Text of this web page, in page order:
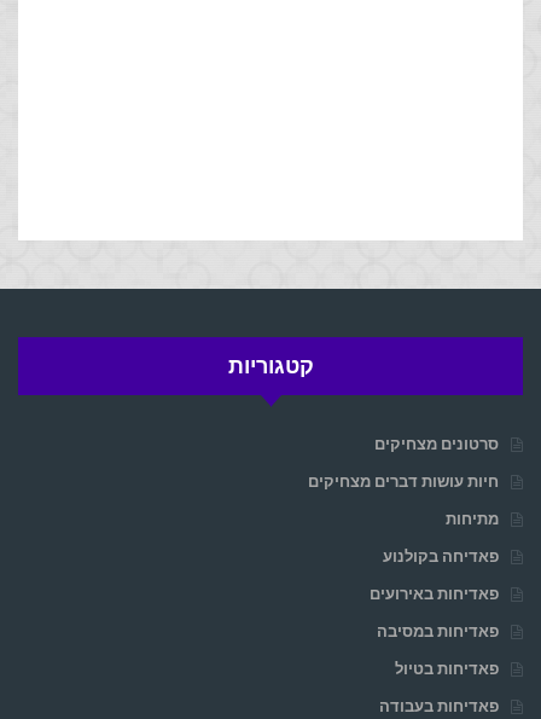
קטגוריות
סרטונים מצחיקים
חיות עושות דברים מצחיקים
מתיחות
פאדיחה בקולנוע
פאדיחות באירועים
פאדיחות במסיבה
פאדיחות בטיול
פאדיחות בעבודה